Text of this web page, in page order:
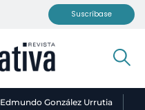
Suscríbase
Edmundo González Urrutia